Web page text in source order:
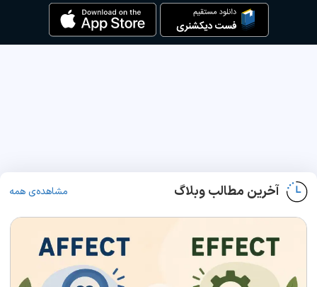
آخرین مطالب وبلاگ مشاهده‌ی همه